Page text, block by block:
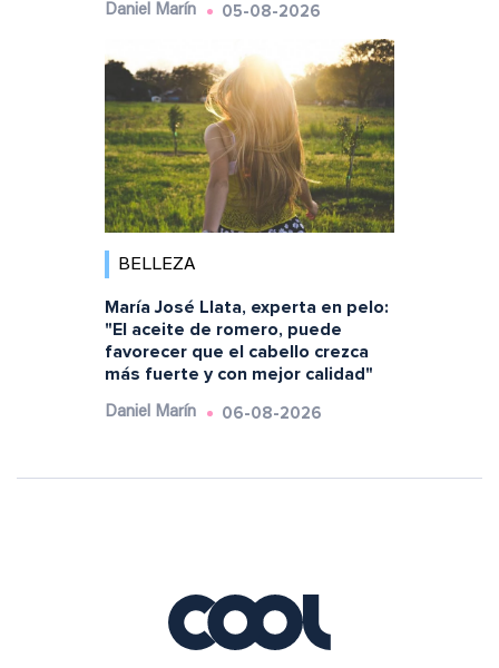
Daniel Marín 05-08-2026
BELLEZA
María José Llata, experta en pelo:
"El aceite de romero, puede
favorecer que el cabello crezca
más fuerte y con mejor calidad"
Daniel Marín 06-08-2026